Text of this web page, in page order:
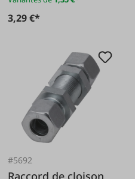
3,29 €*
#5692
Raccord de cloison